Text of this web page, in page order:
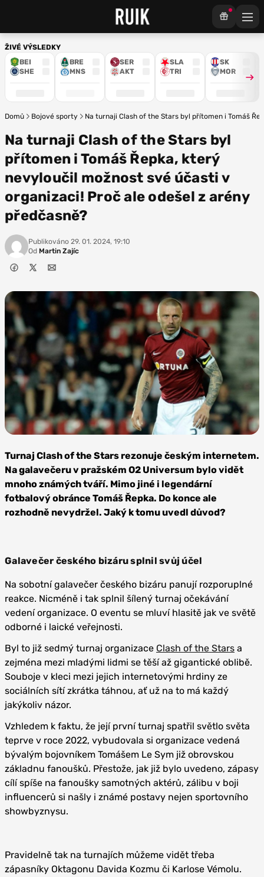
ŽIVÉ VÝSLEDKY
BEI
SHE
BRE
MNS
SER
AKT
SLA
TRI
SK
MOR
Domů Bojové sporty Na turnaji Clash of the Stars byl přítomen i Tomáš
Na turnaji Clash of the Stars byl
přítomen i Tomáš Řepka, který
nevyloučil možnost své účasti v
organizaci! Proč ale odešel z arény
předčasně?
Publikováno 29. 01. 2024, 19:10
Od Martin Zajíc
Sparta Praha
Turnaj Clash of the Stars rezonuje českým internetem.
Na galavečeru v pražském O2 Universum bylo vidět
mnoho známých tváří. Mimo jiné i legendární
fotbalový obránce Tomáš Řepka. Do konce ale
rozhodně nevydržel. Jaký k tomu uvedl důvod?
Galavečer českého bizáru splnil svůj účel
Na sobotní galavečer českého bizáru panují rozporuplné
reakce. Nicméně i tak splnil šílený turnaj očekávání
vedení organizace. O eventu se mluví hlasitě jak ve světě
odborné i laické veřejnosti.
Byl to již sedmý turnaj organizace Clash of the Stars a
zejména mezi mladými lidmi se těší až gigantické oblibě.
Souboje v kleci mezi jejich internetovými hrdiny ze
sociálních sítí zkrátka táhnou, ať už na to má každý
jakýkoliv názor.
Vzhledem k faktu, že její první turnaj spatřil světlo světa
teprve v roce 2022, vybudovala si organizace vedená
bývalým bojovníkem Tomášem Le Sym již obrovskou
základnu fanoušků. Přestože, jak již bylo uvedeno, zápasy
cílí spíše na fanoušky samotných aktérů, zálibu v boji
influencerů si našly i známé postavy nejen sportovního
showbyznysu.
Pravidelně tak na turnajích můžeme vidět třeba
zápasníky Oktagonu Davida Kozmu či Karlose Vémolu.